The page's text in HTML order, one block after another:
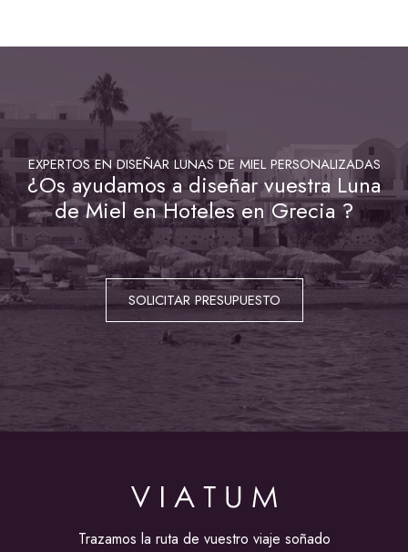
EXPERTOS EN DISEÑAR LUNAS DE MIEL PERSONALIZADAS
¿Os ayudamos a diseñar vuestra Luna
de Miel en Hoteles en Grecia ?
SOLICITAR PRESUPUESTO
Trazamos la ruta de vuestro viaje soñado